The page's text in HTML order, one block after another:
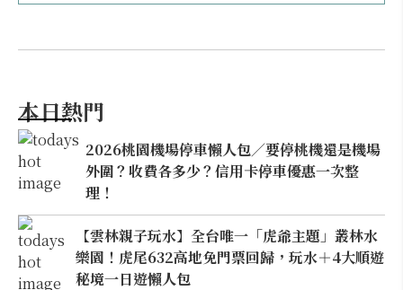
本日熱門
2026桃園機場停車懶人包／要停桃機還是機場
外圍？收費各多少？信用卡停車優惠一次整
理！
【雲林親子玩水】全台唯一「虎爺主題」叢林水
樂園！虎尾632高地免門票回歸，玩水＋4大順遊
秘境一日遊懶人包